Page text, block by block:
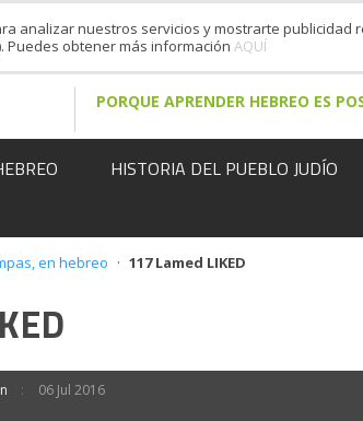
PORQUE APRENDER HEBREO ES
HISTORIA DEL PUEBLO JUDÍO
en hebreo · 117 Lamed LIKED
06 Jul 2016
analizar nuestros servicios y mostrarte
Puedes obtener más información AQUÍ